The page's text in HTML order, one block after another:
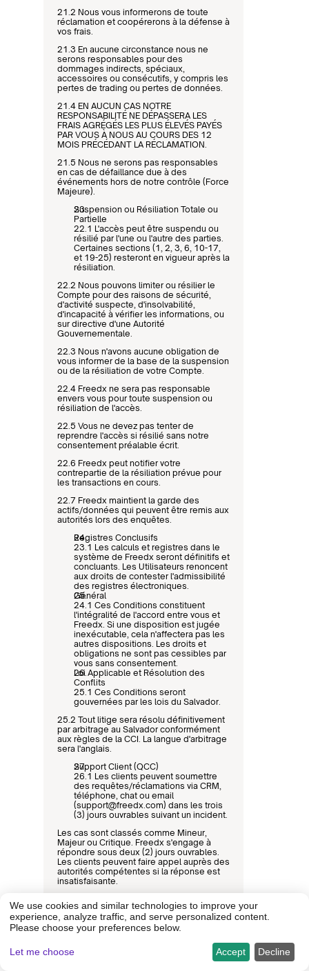
21.2 Nous vous informerons de toute
réclamation et coopérerons à la défense à
vos frais.
21.3 En aucune circonstance nous ne
serons responsables pour des
dommages indirects, spéciaux,
accessoires ou consécutifs, y compris les
pertes de trading ou pertes de données.
21.4 EN AUCUN CAS NOTRE
RESPONSABILITÉ NE DÉPASSERA LES
FRAIS AGRÉGÉS LES PLUS ÉLEVÉS PAYÉS
PAR VOUS À NOUS AU COURS DES 12
MOIS PRÉCÉDANT LA RÉCLAMATION.
21.5 Nous ne serons pas responsables
en cas de défaillance due à des
événements hors de notre contrôle (Force
Majeure).
Suspension ou Résiliation Totale ou
Partielle
22.1 L'accès peut être suspendu ou
résilié par l'une ou l'autre des parties.
Certaines sections (1, 2, 3, 6, 10-17,
et 19-25) resteront en vigueur après la
résiliation.
22.2 Nous pouvons limiter ou résilier le
Compte pour des raisons de sécurité,
d'activité suspecte, d'insolvabilité,
d'incapacité à vérifier les informations, ou
sur directive d'une Autorité
Gouvernementale.
22.3 Nous n'avons aucune obligation de
vous informer de la base de la suspension
ou de la résiliation de votre Compte.
22.4 Freedx ne sera pas responsable
envers vous pour toute suspension ou
résiliation de l'accès.
22.5 Vous ne devez pas tenter de
reprendre l'accès si résilié sans notre
consentement préalable écrit.
22.6 Freedx peut notifier votre
contrepartie de la résiliation prévue pour
les transactions en cours.
22.7 Freedx maintient la garde des
actifs/données qui peuvent être remis aux
autorités lors des enquêtes.
Registres Conclusifs
23.1 Les calculs et registres dans le
système de Freedx seront définitifs et
concluants. Les Utilisateurs renoncent
aux droits de contester l'admissibilité
des registres électroniques.
Général
24.1 Ces Conditions constituent
l'intégralité de l'accord entre vous et
Freedx. Si une disposition est jugée
inexécutable, cela n'affectera pas les
autres dispositions. Les droits et
obligations ne sont pas cessibles par
vous sans consentement.
Loi Applicable et Résolution des
Conflits
25.1 Ces Conditions seront
gouvernées par les lois du Salvador.
25.2 Tout litige sera résolu définitivement
par arbitrage au Salvador conformément
aux règles de la CCI. La langue d'arbitrage
sera l'anglais.
Support Client (QCC)
26.1 Les clients peuvent soumettre
des requêtes/réclamations via CRM,
téléphone, chat ou email
(support@freedx.com) dans les trois
(3) jours ouvrables suivant un incident.
Les cas sont classés comme Mineur,
Majeur ou Critique. Freedx s'engage à
répondre sous deux (2) jours ouvrables.
Les clients peuvent faire appel auprès des
autorités compétentes si la réponse est
insatisfaisante.
27.1 La version originale est en
anglais. En cas de divergence entre la
version anglaise et les traductions, la
We use cookies and similar technologies to improve your
experience, analyze traffic, and serve personalized content.
Please choose your preferences below.
Let me choose Decline
Accept